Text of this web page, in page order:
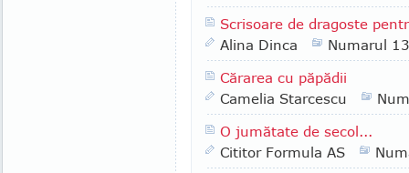
Scrisoare de dragoste
Alina Dinca
Numarul
Cărarea cu păpădii
Camelia Starcescu
O jumătate de secol...
Cititor Formula AS